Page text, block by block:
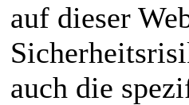
auf dieser
auch die